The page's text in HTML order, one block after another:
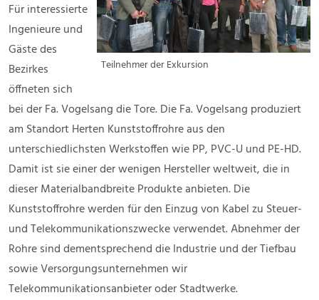
Teilnehmer der Exkursion
Für interessierte
Ingenieure und
Gäste des
Bezirkes
öffneten sich
bei der Fa. Vogelsang die Tore. Die Fa. Vogelsang produziert
am Standort Herten Kunststoffrohre aus den
unterschiedlichsten Werkstoffen wie PP, PVC-U und PE-HD.
Damit ist sie einer der wenigen Hersteller weltweit, die in
dieser Materialbandbreite Produkte anbieten. Die
Kunststoffrohre werden für den Einzug von Kabel zu Steuer-
und Telekommunikationszwecke verwendet. Abnehmer der
Rohre sind dementsprechend die Industrie und der Tiefbau
sowie Versorgungsunternehmen wir
Telekommunikationsanbieter oder Stadtwerke.